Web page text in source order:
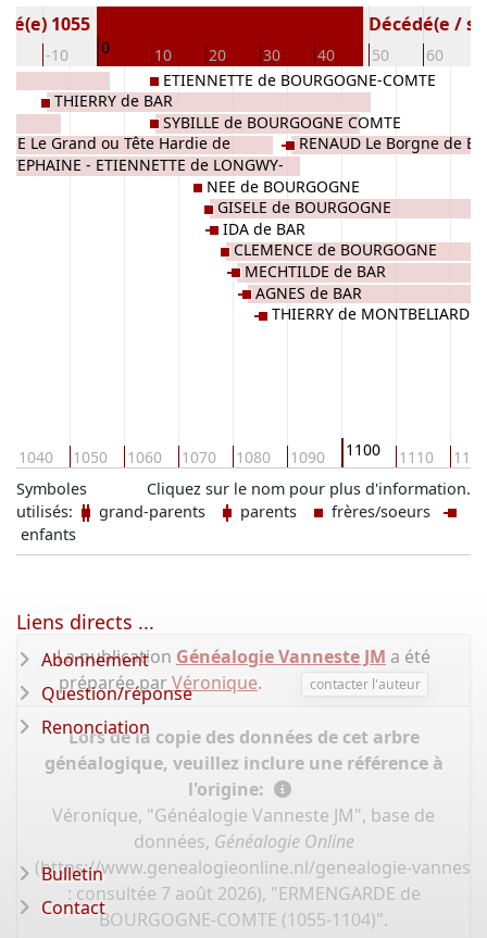
-10 0 10 20 30 40 50 60
Né(e) 1055 Décédé(e / s)
1040 1050 1060 1070 1080 1090 1100 1110 1120
Le Grand ou Tête Hardie de
STEPHAINE - ETIENNETTE de LONGWY-
THIERRY de BAR
ETIENNETTE de BOURGOGNE-COMTE
SYBILLE de BOURGOGNE COMTE
NEE de BOURGOGNE
GISELE de BOURGOGNE
IDA de BAR
CLEMENCE de BOURGOGNE
MECHTILDE de BAR
AGNES de BAR
THIERRY de MONTBELIARD
RENAUD Le Borgne de
Cliquez sur le nom pour plus d'information.
Symboles
utilisés:
grand-parents parents
frères/soeurs
enfants
La publication Généalogie Vanneste JM a été
préparée parVéronique. contacter l'auteur
Lors de la copie des données de cet arbre
généalogique, veuillez inclure une référence à
l'origine:
Véronique, "Généalogie Vanneste JM", base de
données, Généalogie Online
(https://www.genealogieonline.nl/genealogie-
: consultée 7 août 2026), "ERMENGARDE de
BOURGOGNE-COMTE (1055-1104)".
Liens directs ...
Abonnement
Question/réponse
Renonciation
Bulletin
Contact